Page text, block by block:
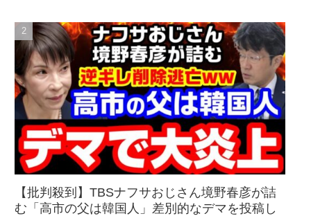
【批判殺到】TBSナフサおじさん境野春彦が詰
む「高市の父は韓国人」差別的なデマを投稿し